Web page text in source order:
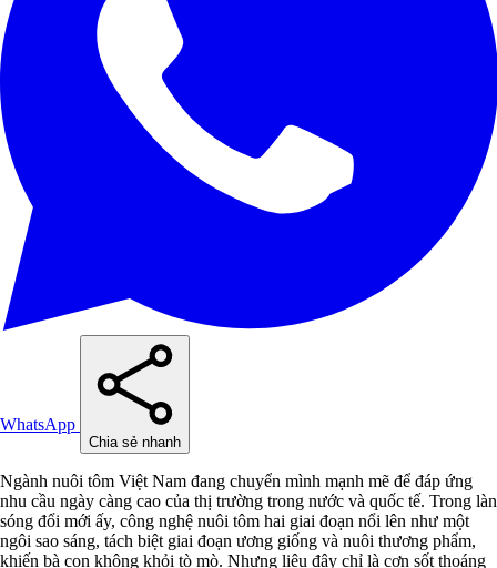
WhatsApp
Chia sẻ nhanh
Ngành nuôi tôm Việt Nam đang chuyển mình mạnh mẽ để đáp ứng
nhu cầu ngày càng cao của thị trường trong nước và quốc tế. Trong làn
sóng đổi mới ấy, công nghệ nuôi tôm hai giai đoạn nổi lên như một
ngôi sao sáng, tách biệt giai đoạn ương giống và nuôi thương phẩm,
khiến bà con không khỏi tò mò. Nhưng liệu đây chỉ là cơn sốt thoáng